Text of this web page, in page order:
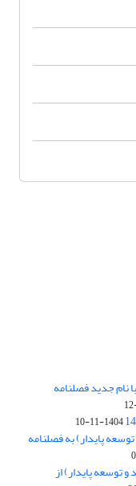
بارگذاری فایل کلی مقالات فصل پاییز سال 1404 با نام جدید فصلنامه
1404-11-10
پایدار) به فصلنامه
توسعه پایدار) از